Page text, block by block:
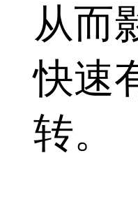
从而
快速
转。